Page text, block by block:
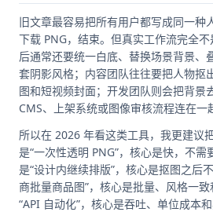
旧文章最容易把所有用户都写成同一种
下载 PNG，结束。但真实工作流完全
后通常还要统一白底、替换场景背景、
套阴影风格；内容团队往往要把人物抠
图和短视频封面；开发团队则会把背景
CMS、上架系统或图像审核流程连在一
所以在 2026 年看这类工具，我更建议
是“一次性透明 PNG”，核心是快，不
是“设计内继续排版”，核心是抠图之后
商批量商品图”，核心是批量、风格一
“API 自动化”，核心是吞吐、单位成本和